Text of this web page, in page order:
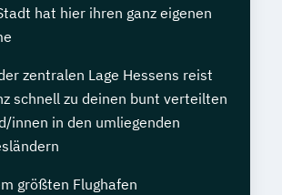
hat hier ihren ganz eigenen
zentralen Lage Hessens reist
schnell zu deinen bunt verteilten
innen in den umliegenden
größten Flughafen